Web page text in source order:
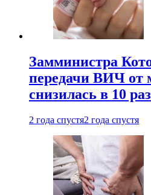
Замминистра
передачи ВИЧ от
снизилась в 10 раз
2 года спустя2 года спустя